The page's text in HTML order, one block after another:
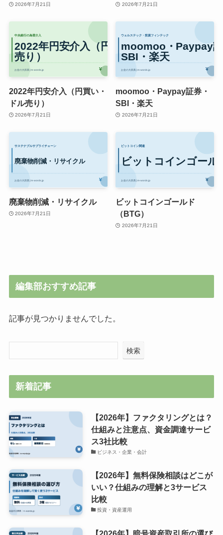
2026年7月21日 2026年7月21日
2022年円安介入（円買い・
ドル売り）
2026年7月21日
moomoo・Paypay証券・
SBI・楽天
2026年7月21日
廃棄物削減・リサイクル
2026年7月21日
ビットコインゴールド
（BTG）
2026年7月21日
編集部おすすめ記事
記事が見つかりませんでした。
検索
新着記事
【2026年】ファクタリングとは？
仕組みと注意点、資金調達サービ
ス3社比較
ビジネス・企業・会計
【2026年】無料保険相談はどこが
いい？仕組みの理解と3サービス
比較
投資・資産運用